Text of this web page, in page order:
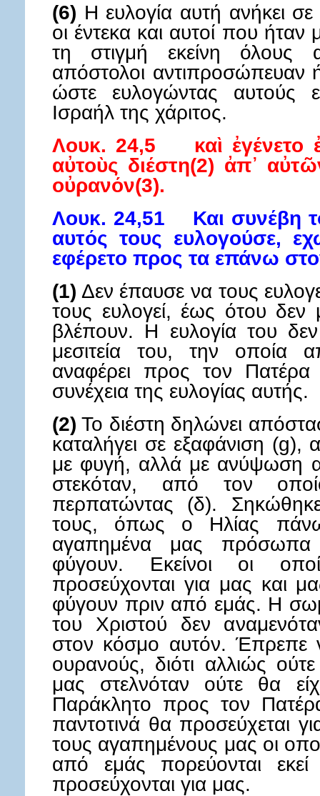
(6) Η ευλογία αυτή ανήκει
οι έντεκα και αυτοί που
τη στιγμή εκείνη
απόστολοι αντιπροσώπευαν
ώστε ευλογώντας αυτούς
Ισραήλ της χάριτος.
Λουκ. 24,5 καὶ ἐγένετο
αὐτοὺς διέστη(2) ἀπ᾿
οὐρανόν(3).
Λουκ. 24,51 Και συνέβη
αυτός τους ευλογούσε,
εφέρετο προς τα επάνω
(1) Δεν έπαυσε να τους
τους ευλογεί, έως ότου
βλέπουν. Η ευλογία του
μεσιτεία του, την οποία
αναφέρει προς τον
συνέχεια της ευλογίας αυτής.
(2) Το διέστη δηλώνει
καταλήγει σε εξαφάνιση (g),
με φυγή, αλλά με ανύψωση
στεκόταν, από τον
περπατώντας (δ).
τους, όπως ο Ηλίας
αγαπημένα μας πρόσωπα
φύγουν. Εκείνοι οι
προσεύχονται για μας και
φύγουν πριν από εμάς. Η
του Χριστού δεν
στον κόσμο αυτόν. Έπρεπε
ουρανούς, διότι αλλιώς
μας στελνόταν ούτε θα
Παράκλητο προς τον
παντοτινά θα προσεύχεται
τους αγαπημένους μας οι
από εμάς πορεύονται
προσεύχονται για μας.